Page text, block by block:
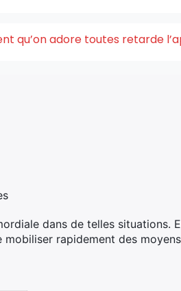
qu’on adore toutes retarde
dans de telles situations.
rapidement des